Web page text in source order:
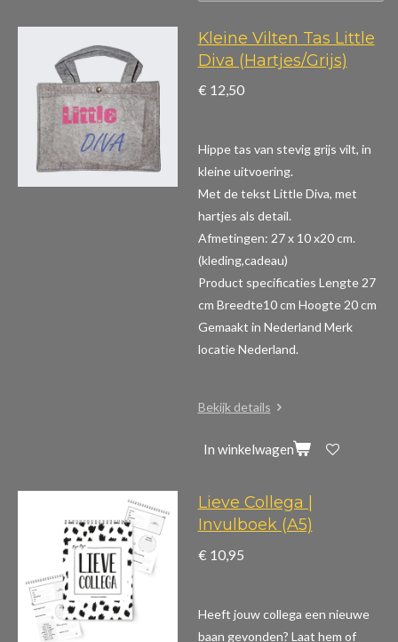
Kleine Vilten Tas Little
Diva (Hartjes/Grijs)
€ 12,50
Hippe tas van stevig grijs vilt, in
kleine uitvoering.
Met de tekst Little Diva, met
hartjes als detail.
Afmetingen: 27 x 10 x20 cm.
(kleding,cadeau)
Product specificaties Lengte 27
cm Breedte10 cm Hoogte 20 cm
Gemaakt in Nederland Merk
locatie Nederland.
Bekijk details
In winkelwagen
Lieve Collega |
Invulboek (A5)
€ 10,95
Heeft jouw collega een nieuwe
baan gevonden? Laat hem of